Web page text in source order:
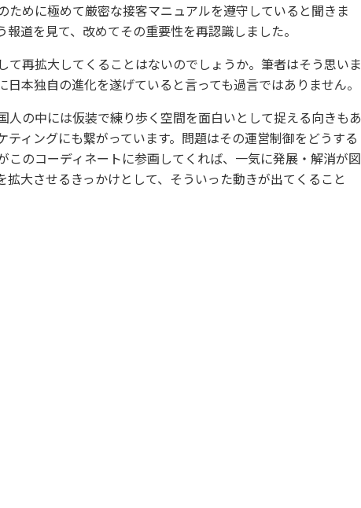
ために極めて厳密な接客マニュアルを遵守していると聞きま
道を見て、改めてその重要性を再認識しました。
て再拡大してくることはないのでしょうか。筆者はそう思いま
本独自の進化を遂げていると言っても過言ではありません。
人の中には仮装で練り歩く空間を面白いとして捉える向きもあ
ティングにも繋がっています。問題はその運営制御をどうする
このコーディネートに参画してくれば、一気に発展・解消が図
拡大させるきっかけとして、そういった動きが出てくること